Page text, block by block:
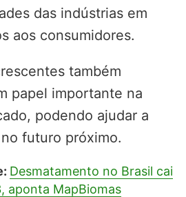
das indústrias em
aos consumidores.
também
papel importante na
podendo ajudar a
futuro próximo.
Desmatamento no Brasil cai
aponta MapBiomas